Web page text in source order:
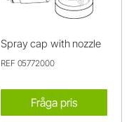
Spray cap with nozzle
REF 05772000
Fråga pris